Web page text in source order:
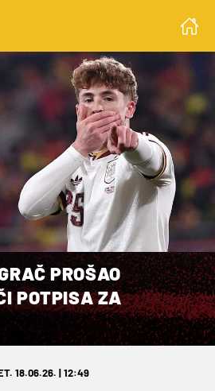
PROŠAO
POTPISA ZA
18.06.26. | 12:49